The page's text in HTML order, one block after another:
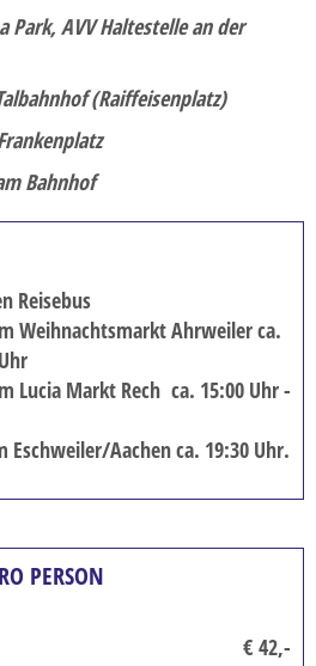
Radreise
und Saisonabschlussfahrt
Städtereisen
und Silvesterreise
Team
zum Download
Park, AVV Haltestelle an der
(Raiffeisenplatz)
Bahnhof
Reisebus
Weihnachtsmarkt Ahrweiler ca.
Lucia Markt Rech ca. 15:00 Uhr -
Eschweiler/Aachen ca. 19:30 Uhr.
PERSON
€ 42,-